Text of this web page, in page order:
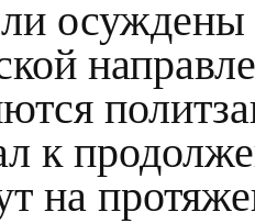
осуждены
к
на